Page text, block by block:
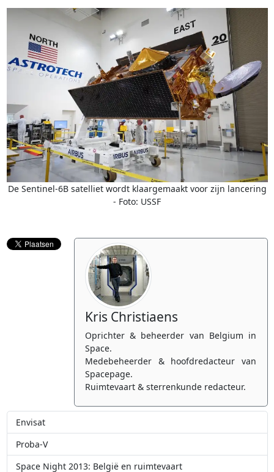
De Sentinel-6B satelliet wordt klaargemaakt voor zijn lancering
- Foto: USSF
Kris Christiaens
Oprichter & beheerder van Belgium in
Space.
Medebeheerder & hoofdredacteur van
Spacepage.
Ruimtevaart & sterrenkunde redacteur.
Envisat
Proba-V
Space Night 2013: België en ruimtevaart